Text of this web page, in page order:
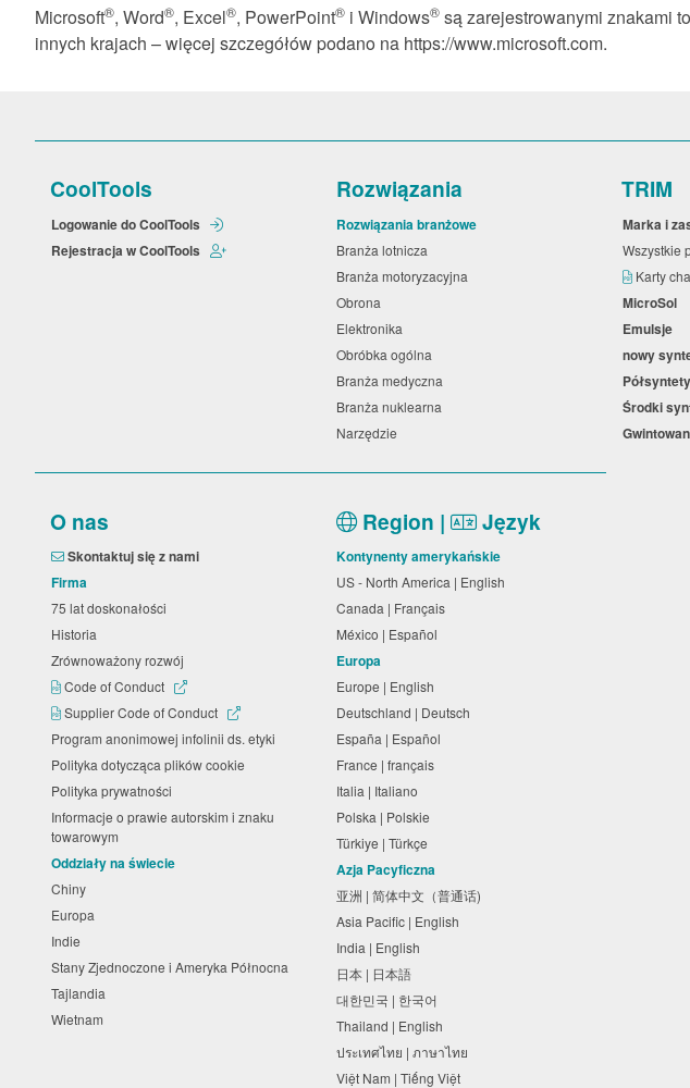
Microsoft®, Word®, Excel®, PowerPoint® i Windows® są zarejestrowanymi znakami
innych krajach – więcej szczegółów podano na https://www.microsoft.com.
CoolTools
Logowanie do CoolTools
Rejestracja w CoolTools
Rozwiązania
Rozwiązania branżowe
Branża lotnicza
Branża motoryzacyjna
Obrona
Elektronika
Obróbka ogólna
Branża medyczna
Branża nuklearna
Narzędzie
TRIM
Marka i
Wszystkie
Karty
MicroSol
Emulsje
nowy
Środki
O nas
Skontaktuj się z nami
Firma
75 lat doskonałości
Historia
Zrównoważony rozwój
Code of Conduct
Supplier Code of Conduct
Program anonimowej infolinii ds. etyki
Polityka dotycząca plików cookie
Polityka prywatności
Informacje o prawie autorskim i znaku
towarowym
Oddziały na świecie
Chiny
Europa
Indie
Stany Zjednoczone i Ameryka Północna
Tajlandia
Wietnam
Region | Język
Kontynenty amerykańskie
US - North America | English
Canada | Français
México | Español
Europa
Europe | English
Deutschland | Deutsch
España | Español
France | français
Italia | Italiano
Polska | Polskie
Türkiye | Türkçe
Azja Pacyficzna
亚洲 | 简体中文（普通话)
Asia Pacific | English
India | English
日本 | 日本語
대한민국 | 한국어
Thailand | English
ประเทศไทย | ภาษาไทย
Việt Nam | Tiếng Việt